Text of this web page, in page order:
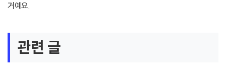
거예요.
관련 글